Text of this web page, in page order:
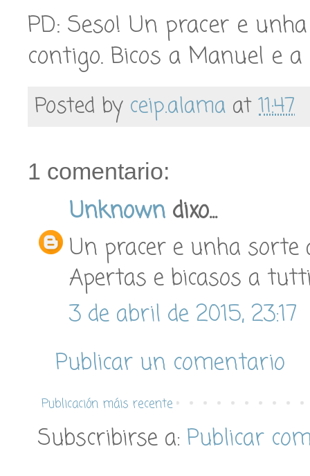
PD: Seso! Un pracer e
contigo. Bicos a Manuel e a
Posted by ceip.alama at11:47
1 comentario:
Unknown dixo...
Un pracer e unha sorte
Apertas e bicasos a
3 de abril de 2015, 23:17
Publicar un comentario
Publicación máis recente
Subscribirse a: Publicar